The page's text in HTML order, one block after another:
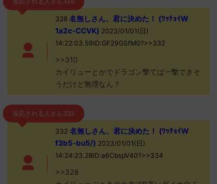
328名無しさん、君に決めた！ (ﾜｯﾁｮｲW
1a2c-CCVK) 2023/01/01(日)
14:22:03.59ID:GF29GSfM0?>>332
>>310
カイリューとかでドラゴン撃てば一撃できそ
うだけど無理なん？
反応される人さん332
332 名無しさん、君に決めた！ (ﾜｯﾁｮｲW
f3b5-bu5/) 2023/01/01(日)
14:24:23.28ID:a6CbspV40?>>334
>>328